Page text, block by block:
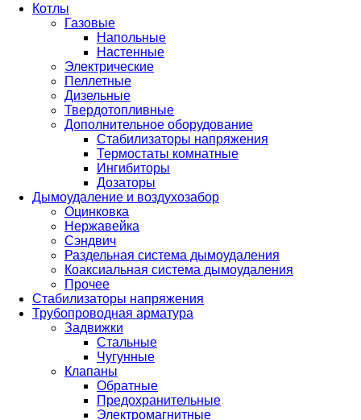
Котлы
Газовые
Напольные
Настенные
Электрические
Пеллетные
Дизельные
Твердотопливные
Дополнительное оборудование
Стабилизаторы напряжения
Термостаты комнатные
Ингибиторы
Дозаторы
Дымоудаление и воздухозабор
Оцинковка
Нержавейка
Сэндвич
Раздельная система дымоудаления
Коаксиальная система дымоудаления
Прочее
Стабилизаторы напряжения
Трубопроводная арматура
Задвижки
Стальные
Чугунные
Клапаны
Обратные
Предохранительные
Электромагнитные